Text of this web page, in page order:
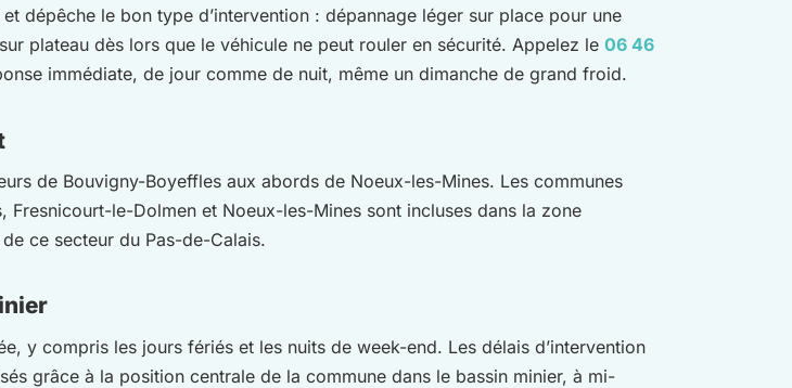
dépêche le bon type d’intervention : dépannage léger sur place pour une
plateau dès lors que le véhicule ne peut rouler en sécurité. Appelez le 06 46
immédiate, de jour comme de nuit, même un dimanche de grand froid.
de Bouvigny-Boyeffles aux abords de Noeux-les-Mines. Les communes
le-Dolmen et Noeux-les-Mines sont incluses dans la zone
ce secteur du Pas-de-Calais.
y compris les jours fériés et les nuits de week-end. Les délais d’intervention
grâce à la position centrale de la commune dans le bassin minier, à mi-